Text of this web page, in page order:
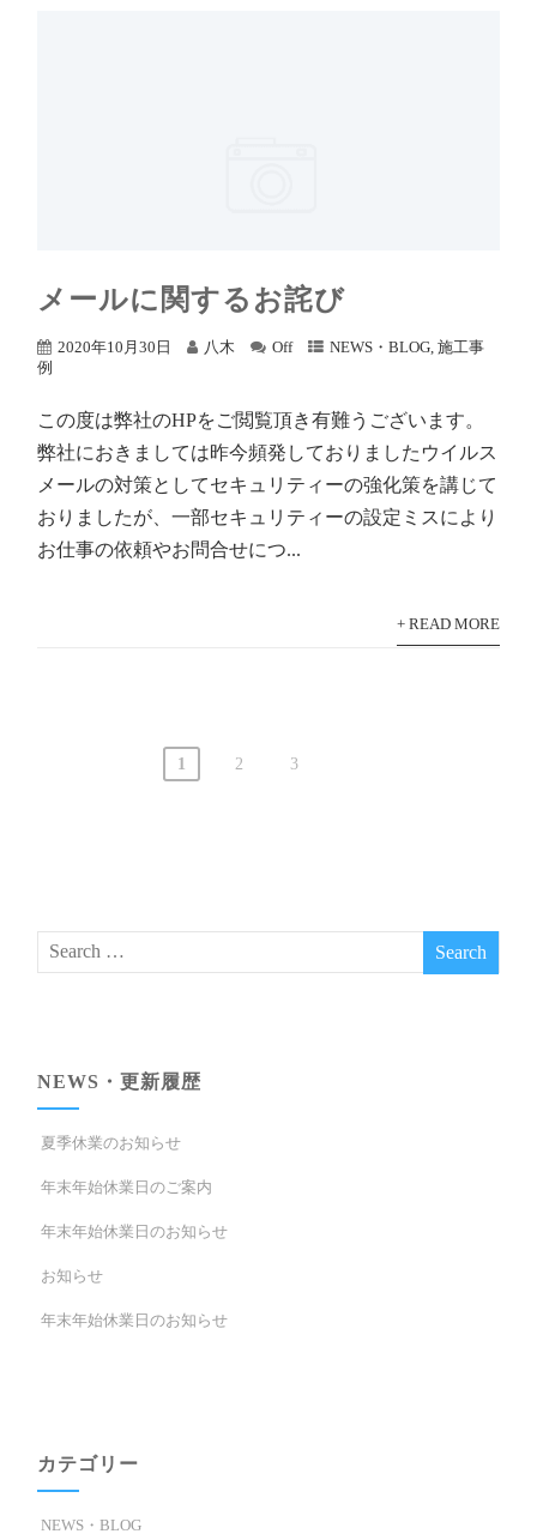
メールに関するお詫び
2020年10月30日 八木 Off NEWS・BLOG,施工事
例
この度は弊社のHPをご閲覧頂き有難うございます。
弊社におきましては昨今頻発しておりましたウイルス
メールの対策としてセキュリティーの強化策を講じて
おりましたが、一部セキュリティーの設定ミスにより
お仕事の依頼やお問合せにつ...
+ READ MORE
ゲ
ー
ン
1 2 3
NEWS・更新履歴
夏季休業のお知らせ
年末年始休業日のご案内
年末年始休業日のお知らせ
お知らせ
年末年始休業日のお知らせ
カテゴリー
NEWS・BLOG